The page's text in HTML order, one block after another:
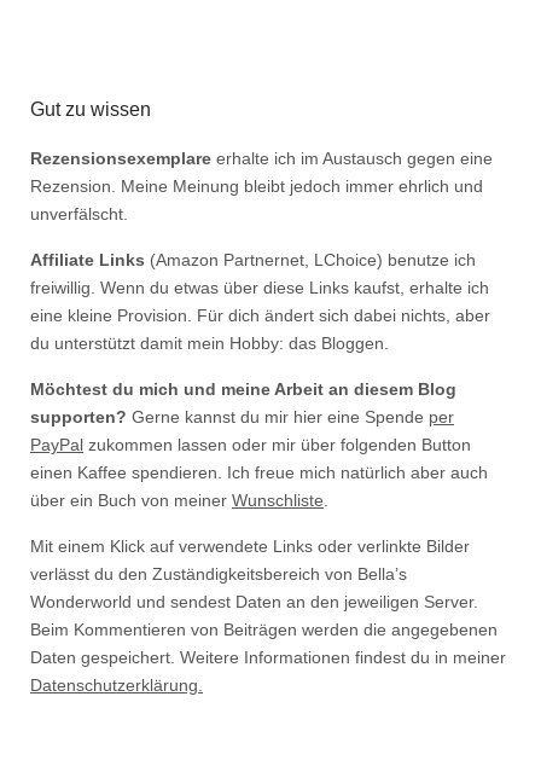
Gut zu wissen
Rezensionsexemplare erhalte ich im Austausch gegen eine
Rezension. Meine Meinung bleibt jedoch immer ehrlich und
unverfälscht.
Affiliate Links (Amazon Partnernet, LChoice) benutze ich
freiwillig. Wenn du etwas über diese Links kaufst, erhalte ich
eine kleine Provision. Für dich ändert sich dabei nichts, aber
du unterstützt damit mein Hobby: das Bloggen.
Möchtest du mich und meine Arbeit an diesem Blog
supporten? Gerne kannst du mir hier eine Spende per
PayPal zukommen lassen oder mir über folgenden Button
einen Kaffee spendieren. Ich freue mich natürlich aber auch
über ein Buch von meiner Wunschliste
Mit einem Klick auf verwendete Links oder verlinkte Bilder
verlässt du den Zuständigkeitsbereich von Bella’s
Wonderworld und sendest Daten an den jeweiligen Server.
Beim Kommentieren von Beiträgen werden die angegebenen
Daten gespeichert. Weitere Informationen findest du in meiner
Datenschutzerklärung.